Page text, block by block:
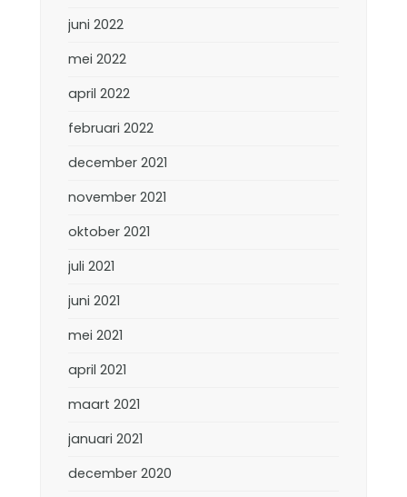
juni 2022
mei 2022
april 2022
februari 2022
december 2021
november 2021
oktober 2021
juli 2021
juni 2021
mei 2021
april 2021
maart 2021
januari 2021
december 2020